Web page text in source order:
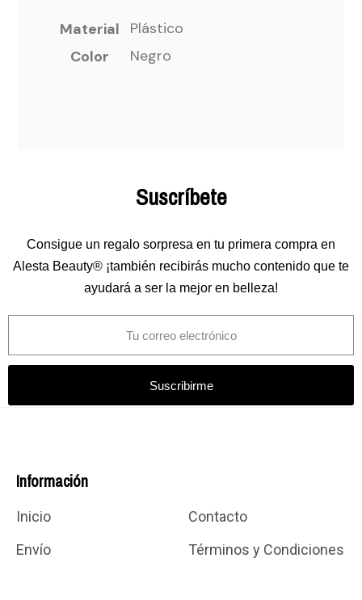
Material
Plástico
Color
Negro
Suscríbete
Consigue un regalo sorpresa en tu primera compra en
Alesta Beauty® ¡también recibirás mucho contenido que te
ayudará a ser la mejor en belleza!
Suscribirme
Información
Inicio
Envío
Contacto
Términos y Condiciones